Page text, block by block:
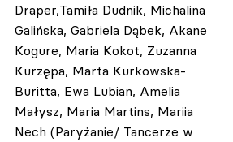
Draper,Tamiła Dudnik, Michalina
Galińska, Gabriela Dąbek, Akane
Kogure, Maria Kokot, Zuzanna
Kurzępa, Marta Kurkowska-
Buritta, Ewa Lubian, Amelia
Małysz, Maria Martins, Mariia
Nech (Paryżanie/ Tancerze w